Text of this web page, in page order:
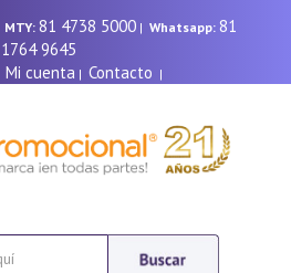
MTY: 81 4738 5000| Whatsapp: 81
1764 9645
Mi cuenta | Contacto |